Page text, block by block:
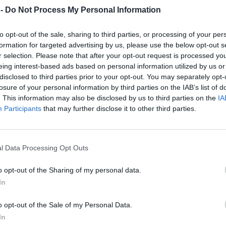
Do Not Process My Personal Information
opt-out of the sale, sharing to third parties, or processing of your
for targeted advertising by us, please use the below opt-out
selection. Please note that after your opt-out request is processed
interest-based ads based on personal information utilized by us
to third parties prior to your opt-out. You may separately
of your personal information by third parties on the IAB’s list of
This information may also be disclosed by us to third parties on the
Participants that may further disclose it to other third parties.
Data Processing Opt Outs
opt-out of the Sharing of my personal data.
opt-out of the Sale of my Personal Data.
ανάμεσα στους δύο λαούς, όμως πρέπει να
τα κανάλια επικοινωνίας. Είμαστε γείτονες και
μια κουλτούρα συνεργασίας. Το
τη συζήτηση είπε: «Αν είναι να πω κάτι προς
μας είναι ότι πρόκειται για μια ιστορική ευκαιρία που
AΠΕ – ΜΠΕ
ΔΙΑΦΗΜΙΣΗ